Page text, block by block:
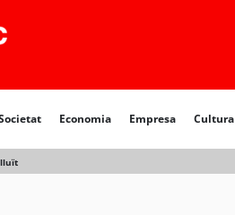
Economia Empresa Cultura
lluït